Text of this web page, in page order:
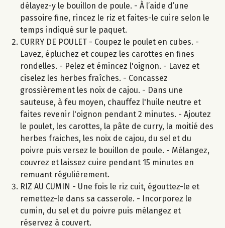
délayez-y le bouillon de poule. - À l’aide d’une
passoire fine, rincez le riz et faites-le cuire selon le
temps indiqué sur le paquet.
CURRY DE POULET - Coupez le poulet en cubes. -
Lavez, épluchez et coupez les carottes en fines
rondelles. - Pelez et émincez l'oignon. - Lavez et
ciselez les herbes fraîches. - Concassez
grossièrement les noix de cajou. - Dans une
sauteuse, à feu moyen, chauffez l'huile neutre et
faites revenir l'oignon pendant 2 minutes. - Ajoutez
le poulet, les carottes, la pâte de curry, la moitié des
herbes fraiches, les noix de cajou, du sel et du
poivre puis versez le bouillon de poule. - Mélangez,
couvrez et laissez cuire pendant 15 minutes en
remuant régulièrement.
RIZ AU CUMIN - Une fois le riz cuit, égouttez-le et
remettez-le dans sa casserole. - Incorporez le
cumin, du sel et du poivre puis mélangez et
réservez à couvert.